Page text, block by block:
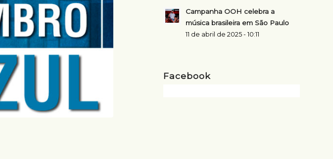
Campanha OOH celebra a
música brasileira em São Paulo
11 de abril de 2025 - 10:11
Facebook